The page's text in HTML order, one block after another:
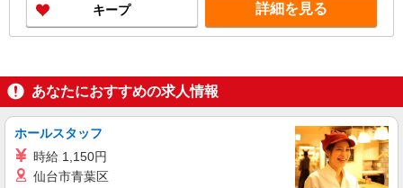
キープ 詳細を見る
あなたにおすすめの求人情報
ホールスタッフ
時給 1,150円
仙台市青葉区